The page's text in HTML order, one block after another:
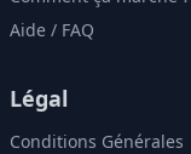
Aide / FAQ
Légal
Conditions Générales